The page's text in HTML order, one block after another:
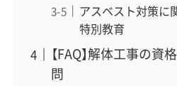
「スッキリ解体」
アスベスト対策に
特別教育
【FAQ】解体工事の
問